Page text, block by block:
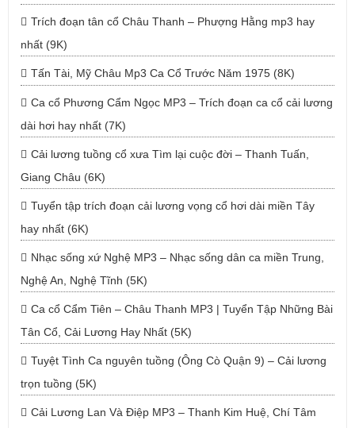
Trích đoạn tân cổ Châu Thanh – Phượng Hằng mp3 hay
nhất (9K)
Tấn Tài, Mỹ Châu Mp3 Ca Cổ Trước Năm 1975 (8K)
Ca cổ Phương Cẩm Ngọc MP3 – Trích đoạn ca cổ cải lương
dài hơi hay nhất (7K)
Cải lương tuồng cổ xưa Tìm lại cuộc đời – Thanh Tuấn,
Giang Châu (6K)
Tuyển tập trích đoạn cải lương vọng cổ hơi dài miền Tây
hay nhất (6K)
Nhạc sống xứ Nghệ MP3 – Nhạc sống dân ca miền Trung,
Nghệ An, Nghệ Tĩnh (5K)
Ca cổ Cẩm Tiên – Châu Thanh MP3 | Tuyển Tập Những Bài
Tân Cổ, Cải Lương Hay Nhất (5K)
Tuyệt Tình Ca nguyên tuồng (Ông Cò Quận 9) – Cải lương
trọn tuồng (5K)
Cải Lương Lan Và Điệp MP3 – Thanh Kim Huệ, Chí Tâm